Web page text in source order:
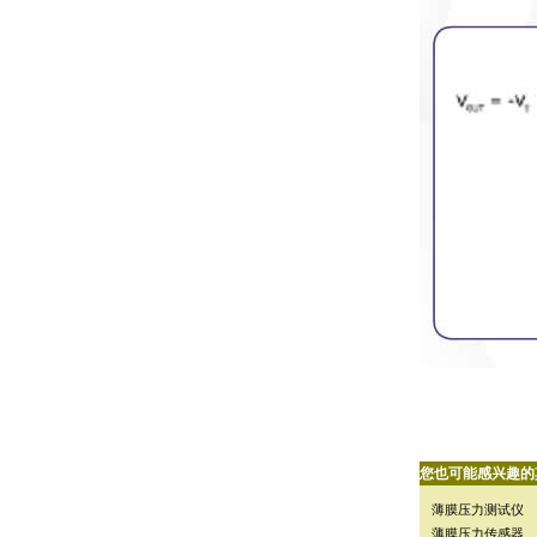
您也可能感兴趣
薄膜压力测试仪
薄膜压力传感器